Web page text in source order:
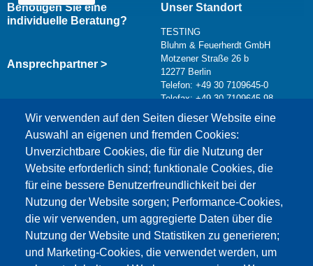
Wir verwenden auf den Seiten dieser Website eine
Auswahl an eigenen und fremden Cookies:
Unverzichtbare Cookies, die für die Nutzung der
Website erforderlich sind; funktionale Cookies, die
für eine bessere Benutzerfreundlichkeit bei der
Nutzung der Website sorgen; Performance-Cookies,
die wir verwenden, um aggregierte Daten über die
Nutzung der Website und Statistiken zu generieren;
und Marketing-Cookies, die verwendet werden, um
Benötigen Sie eine
individuelle Beratung?
Ansprechpartner >
Unser Standort
TESTING
Bluhm & Feuerherdt GmbH
Motzener Straße 26 b
12277 Berlin
Telefon: +49 30 7109645-0
Telefax: +49 30 7109645-98
info@testing.de
Dieser Inhalt ist blockiert, da die Google Maps
Cookies nicht akzeptiert wurden.